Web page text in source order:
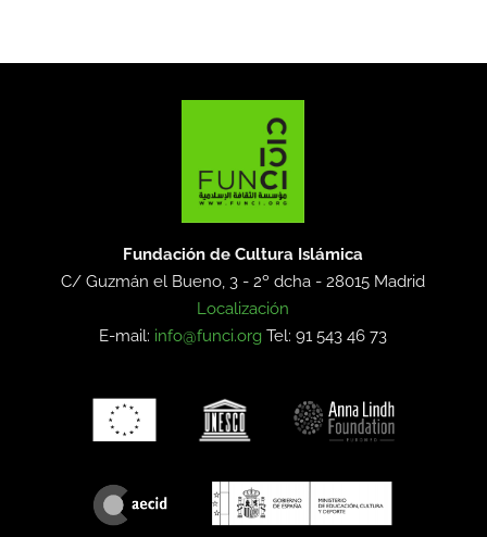
Fundación de Cultura Islámica
C/ Guzmán el Bueno, 3 - 2º dcha -28015 Madrid
Localización
E-mail: info@funci.org Tel: 91 543 46 73